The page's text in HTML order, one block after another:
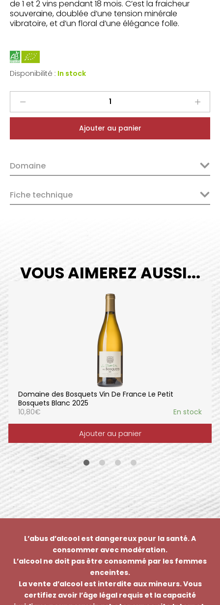
de 1 et 2 vins pendant 18 mois. C’est la fraicheur
souveraine, doublée d’une tension minérale
vibratoire, et d’un floral d’une élégance folle.
Disponibilité : In stock
Bosquets
Les
2022
quantity
Ajouter au panier
Domaine
Fiche technique
VOUS AIMEREZ AUSSI...
Domaine des Bosquets Vin De France Le Petit
Bosquets Blanc 2025
10,80€ En stock
Ajouter au panier
L’abus d’alcool est dangereux pour la santé. A
consommer avec modération.
L’alcool ne doit pas être consommé par les femmes
enceintes.
La vente d’alcool est interdite aux mineurs. Vous
certifiez avoir l’âge légal requis et la capacité